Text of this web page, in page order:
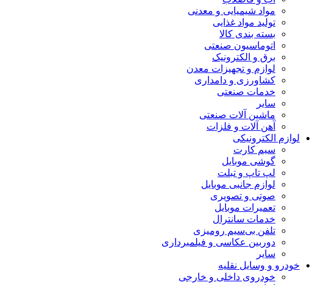
مواد شیمیایی و معدنی
تولید مواد غذایی
بسته بندی کالا
اتوماسیون صنعتی
برق و الکترونیک
لوازم و تجهیزات معدن
کشاورزی و دامداری
خدمات صنعتی
سایر
ماشین آلات صنعتی
آهن آلات و فلزات
لوازم الکترونیکی
سیم کارت
گوشی موبایل
لپ تاپ و تبلت
لوازم جانبی موبایل
صوتی و تصویری
تعمیرات موبایل
خدمات سانترال
تلفن بی‌سیم رومیزی
دوربین عکاسی و فیلمبرداری
سایر
خودرو و وسایل نقلیه
خودروی داخلی و خارجی